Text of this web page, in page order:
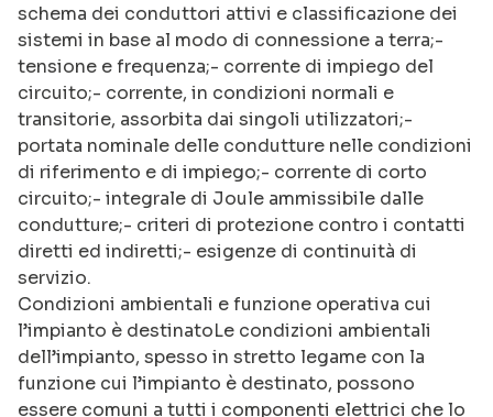
schema dei conduttori attivi e classificazione dei
sistemi in base al modo di connessione a terra;-
tensione e frequenza;- corrente di impiego del
circuito;- corrente, in condizioni normali e
transitorie, assorbita dai singoli utilizzatori;-
portata nominale delle condutture nelle condizioni
di riferimento e di impiego;- corrente di corto
circuito;- integrale di Joule ammissibile dalle
condutture;- criteri di protezione contro i contatti
diretti ed indiretti;- esigenze di continuità di
servizio.
Condizioni ambientali e funzione operativa cui
l’impianto è destinatoLe condizioni ambientali
dell’impianto, spesso in stretto legame con la
funzione cui l’impianto è destinato, possono
essere comuni a tutti i componenti elettrici che lo